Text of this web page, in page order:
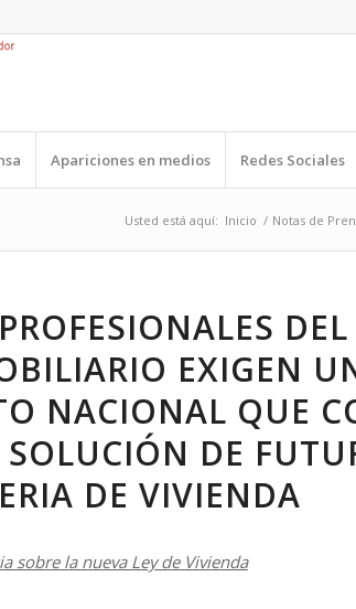
Apariciones en medios Redes Sociales
Usted está aquí: Inicio / Notas de
EXIGEN
NACIONAL QUE
DE
DE VIVIENDA
sobre la nueva Ley de Vivienda